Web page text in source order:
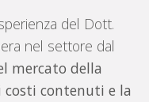
del Dott.
nel settore dal
mercato della
costi contenuti e la